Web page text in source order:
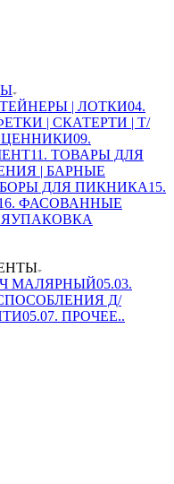
| ЛОТКИ04.
| СКАТЕРТИ | Т/
ЦЕННИКИ09.
11. ТОВАРЫ ДЛЯ
| БАРНЫЕ
ДЛЯ ПИКНИКА15.
ФАСОВАННЫЕ
УПАКОВКА
МАЛЯРНЫЙ05.03.
Д/
05.07. ПРОЧЕЕ..